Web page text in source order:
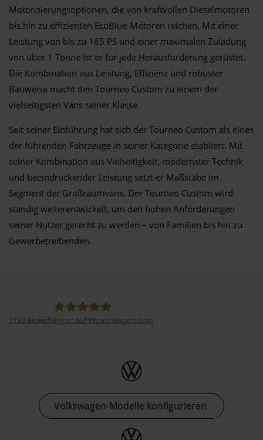
Motorisierungsoptionen, die von kraftvollen Dieselmotoren
bis hin zu effizienten EcoBlue-Motoren reichen. Mit einer
Leistung von bis zu 185 PS und einer maximalen Zuladung
von über 1 Tonne ist er für jede Herausforderung gerüstet.
Die Kombination aus Leistung, Effizienz und robuster
Bauweise macht den Tourneo Custom zu einem der
vielseitigsten Vans seiner Klasse.
Seit seiner Einführung hat sich der Tourneo Custom als eines
der führenden Fahrzeuge in seiner Kategorie etabliert. Mit
seiner Kombination aus Vielseitigkeit, modernster Technik
und beeindruckender Leistung setzt er Maßstäbe im
Segment der Großraumvans. Der Tourneo Custom wird
ständig weiterentwickelt, um den hohen Anforderungen
seiner Nutzer gerecht zu werden – von Familien bis hin zu
Gewerbetreibenden.
7192 Bewertungen auf ProvenExpert.com
Volkswagen-Modelle konfigurieren